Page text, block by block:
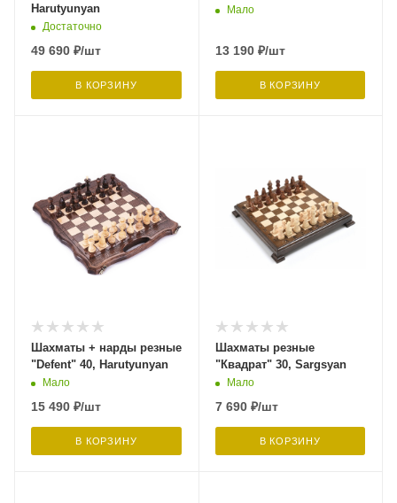
Harutyunyan
Достаточно
49 690 ₽/шт
В КОРЗИНУ
Мало
13 190₽/шт
В КОРЗИНУ
Шахматы + нарды резные
"Defent" 40, Harutyunyan
Мало
15 490 ₽/шт
В КОРЗИНУ
Шахматы резные
"Квадрат" 30, Sargsyan
Мало
7 690₽/шт
В КОРЗИНУ